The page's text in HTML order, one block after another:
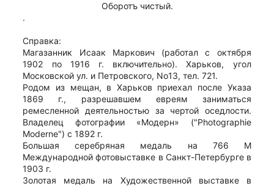
Оборотъ чистый.
.
Справка:
Магазанник Исаак Маркович (работал с октября
1902 по 1916 г. включительно). Харьков, угол
Московской ул. и Петровского, No13, тел. 721.
Родом из мещан, в Харьков приехал после Указа
1869 г., разрешавшем евреям заниматься
ремесленной деятельностью за чертой оседлости.
Владелец фотографии «Модерн» ("Photographie
Moderne") с 1892 г.
Большая серебряная медаль на 766 M
Международной фотовыставке в Санкт-Петербурге в
1903 г.
Золотая медаль на Художественной выставке в